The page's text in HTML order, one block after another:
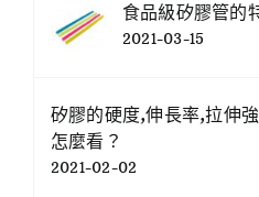
食品級矽膠管的
2021-03-15
矽膠的硬度,伸長率,拉伸
怎麼看？
2021-02-02